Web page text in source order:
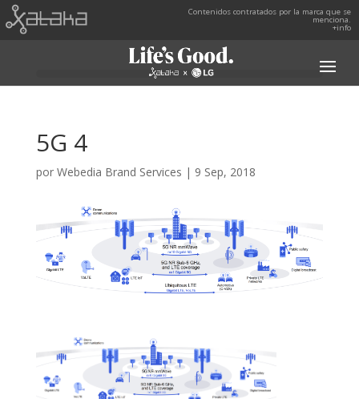
Contenidos contratados por la marca que se
menciona.
+info
5G 4
por Webedia Brand Services | 9 Sep, 2018